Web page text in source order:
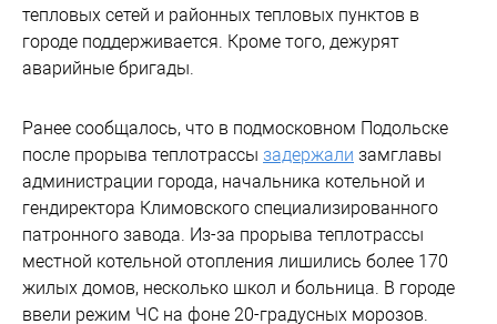
тепловых сетей и районных тепловых пунктов в
городе поддерживается. Кроме того, дежурят
аварийные бригады.
Ранее сообщалось, что в подмосковном Подольске
после прорыва теплотрассы задержали замглавы
администрации города, начальника котельной и
гендиректора Климовского специализированного
патронного завода. Из-за прорыва теплотрассы
местной котельной отопления лишились более 170
жилых домов, несколько школ и больница. В городе
ввели режим ЧС на фоне 20-градусных морозов.